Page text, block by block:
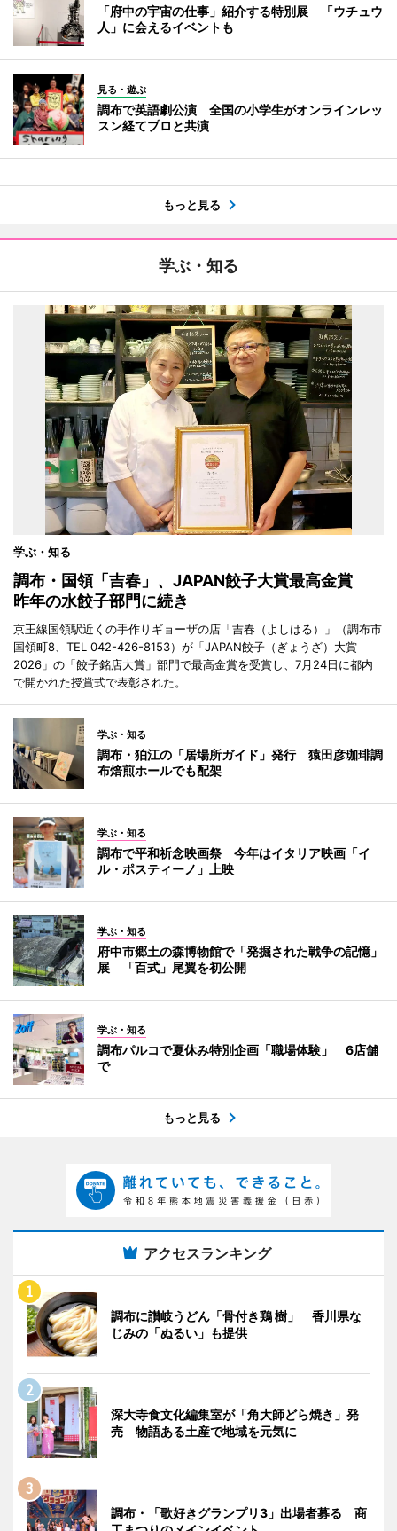
「府中の宇宙の仕事」紹介する特別展 「ウチュウ
人」に会えるイベントも
見る・遊ぶ
調布で英語劇公演 全国の小学生がオンラインレッ
スン経てプロと共演
もっと見る
学ぶ・知る
学ぶ・知る
調布・国領「吉春」、JAPAN餃子大賞最高金賞
昨年の水餃子部門に続き
京王線国領駅近くの手作りギョーザの店「吉春（よしはる）」（調布市
国領町8、TEL 042-426-8153）が「JAPAN餃子（ぎょうざ）大賞
2026」の「餃子銘店大賞」部門で最高金賞を受賞し、7月24日に都内
で開かれた授賞式で表彰された。
学ぶ・知る
調布・狛江の「居場所ガイド」発行 猿田彦珈琲調
布焙煎ホールでも配架
学ぶ・知る
調布で平和祈念映画祭 今年はイタリア映画「イ
ル・ポスティーノ」上映
学ぶ・知る
府中市郷土の森博物館で「発掘された戦争の記憶」
展 「百式」尾翼を初公開
学ぶ・知る
調布パルコで夏休み特別企画「職場体験」 6店舗
で
もっと見る
アクセスランキング
調布に讃岐うどん「骨付き鶏 樹」 香川県な
じみの「ぬるい」も提供
深大寺食文化編集室が「角大師どら焼き」発
売 物語ある土産で地域を元気に
調布・「歌好きグランプリ3」出場者募る 商